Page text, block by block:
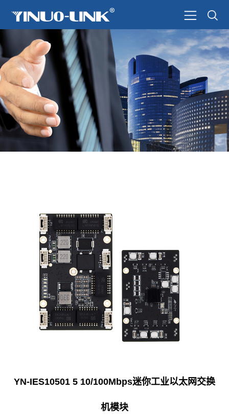
YN-IES10501 5 10/100Mbps迷你工业以太网交换
机模块